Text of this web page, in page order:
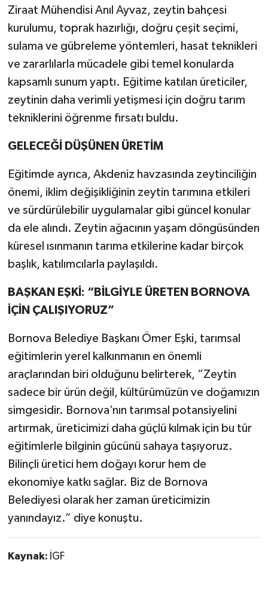
Ziraat Mühendisi Anıl Ayvaz, zeytin bahçesi
kurulumu, toprak hazırlığı, doğru çeşit seçimi,
sulama ve gübreleme yöntemleri, hasat teknikleri
ve zararlılarla mücadele gibi temel konularda
kapsamlı sunum yaptı. Eğitime katılan üreticiler,
zeytinin daha verimli yetişmesi için doğru tarım
tekniklerini öğrenme fırsatı buldu.
GELECEĞİ DÜŞÜNEN ÜRETİM
Eğitimde ayrıca, Akdeniz havzasında zeytinciliğin
önemi, iklim değişikliğinin zeytin tarımına etkileri
ve sürdürülebilir uygulamalar gibi güncel konular
da ele alındı. Zeytin ağacının yaşam döngüsünden
küresel ısınmanın tarıma etkilerine kadar birçok
başlık, katılımcılarla paylaşıldı.
BAŞKAN EŞKİ: “BİLGİYLE ÜRETEN BORNOVA
İÇİN ÇALIŞIYORUZ”
Bornova Belediye Başkanı Ömer Eşki, tarımsal
eğitimlerin yerel kalkınmanın en önemli
araçlarından biri olduğunu belirterek, “Zeytin
sadece bir ürün değil, kültürümüzün ve doğamızın
simgesidir. Bornova’nın tarımsal potansiyelini
artırmak, üreticimizi daha güçlü kılmak için bu tür
eğitimlerle bilginin gücünü sahaya taşıyoruz.
Bilinçli üretici hem doğayı korur hem de
ekonomiye katkı sağlar. Biz de Bornova
Belediyesi olarak her zaman üreticimizin
yanındayız.” diye konuştu.
Kaynak: İGF